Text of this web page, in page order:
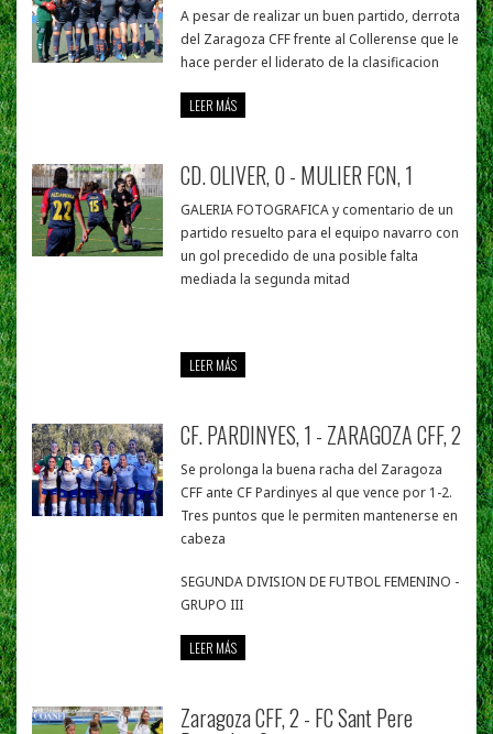
A pesar de realizar un buen partido, derrota
del Zaragoza CFF frente al Collerense que le
hace perder el liderato de la clasificacion
LEER MÁS
CD. OLIVER, 0 - MULIER FCN, 1
GALERIA FOTOGRAFICA y comentario de un
partido resuelto para el equipo navarro con
un gol precedido de una posible falta
mediada la segunda mitad
LEER MÁS
CF. PARDINYES, 1 - ZARAGOZA CFF, 2
Se prolonga la buena racha del Zaragoza
CFF ante CF Pardinyes al que vence por 1-2.
Tres puntos que le permiten mantenerse en
cabeza
SEGUNDA DIVISION DE FUTBOL FEMENINO -
GRUPO III
LEER MÁS
Zaragoza CFF, 2 - FC Sant Pere